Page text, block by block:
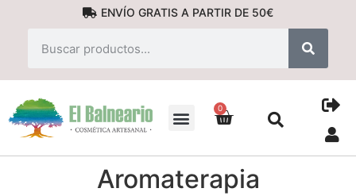
ENVÍO GRATIS A PARTIR DE 50€
0
Aromaterapia